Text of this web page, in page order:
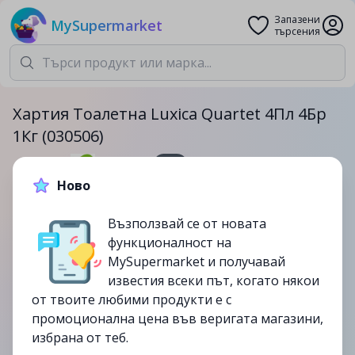
MySupermarket
Запазени
търсения
Хартия Тоалетна Luxica Quartet 4Пл 4Бр
1Кг (030506)
10.29лв.12.29лв.
-16%
изтекла
Ново
Възползвай се от новата
функционалност на
MySupermarket и получавай
известия всеки път, когато някои
от твоите любими продукти е с
промоционална цена във веригата магазини,
избрана от теб.